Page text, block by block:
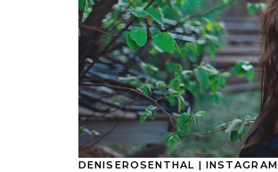
DENISEROSENTHAL | INSTAGRAM